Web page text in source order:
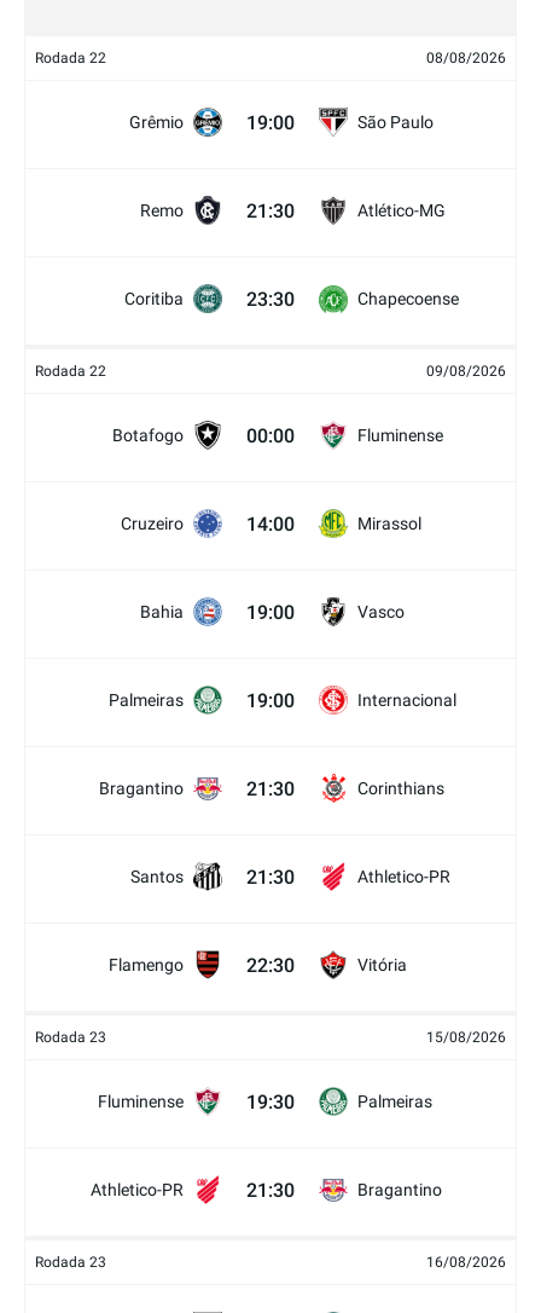
Rodada 22 08/08/2026
Grêmio 19:00 São Paulo
Remo 21:30 Atlético-MG
Coritiba 23:30 Chapecoense
Rodada 22 09/08/2026
Botafogo 00:00 Fluminense
Cruzeiro 14:00 Mirassol
Bahia 19:00 Vasco
Palmeiras 19:00 Internacional
Bragantino 21:30 Corinthians
Santos 21:30 Athletico-PR
Flamengo 22:30 Vitória
Rodada 23 15/08/2026
Fluminense 19:30 Palmeiras
Athletico-PR 21:30 Bragantino
Rodada 23 16/08/2026